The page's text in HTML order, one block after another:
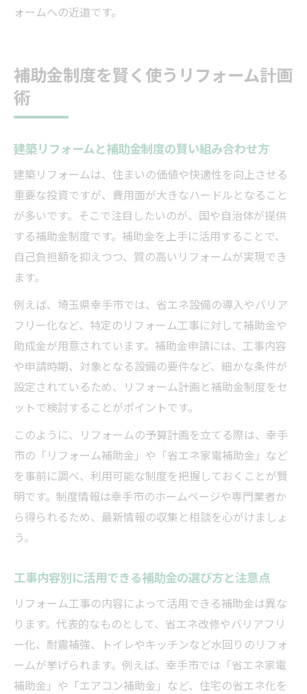
ォームへの近道です。
補助金制度を賢く使うリフォーム計画
術
建築リフォームと補助金制度の賢い組み合わせ方
建築リフォームは、住まいの価値や快適性を向上させる
重要な投資ですが、費用面が大きなハードルとなること
が多いです。そこで注目したいのが、国や自治体が提供
する補助金制度です。補助金を上手に活用することで、
自己負担額を抑えつつ、質の高いリフォームが実現でき
ます。
例えば、埼玉県幸手市では、省エネ設備の導入やバリア
フリー化など、特定のリフォーム工事に対して補助金や
助成金が用意されています。補助金申請には、工事内容
や申請時期、対象となる設備の要件など、細かな条件が
設定されているため、リフォーム計画と補助金制度をセ
ットで検討することがポイントです。
このように、リフォームの予算計画を立てる際は、幸手
市の「リフォーム補助金」や「省エネ家電補助金」など
を事前に調べ、利用可能な制度を把握しておくことが賢
明です。制度情報は幸手市のホームページや専門業者か
ら得られるため、最新情報の収集と相談を心がけましょ
う。
工事内容別に活用できる補助金の選び方と注意点
リフォーム工事の内容によって活用できる補助金は異な
ります。代表的なものとして、省エネ改修やバリアフリ
ー化、耐震補強、トイレやキッチンなど水回りのリフォ
ームが挙げられます。例えば、幸手市では「省エネ家電
補助金」や「エアコン補助金」など、住宅の省エネ化を